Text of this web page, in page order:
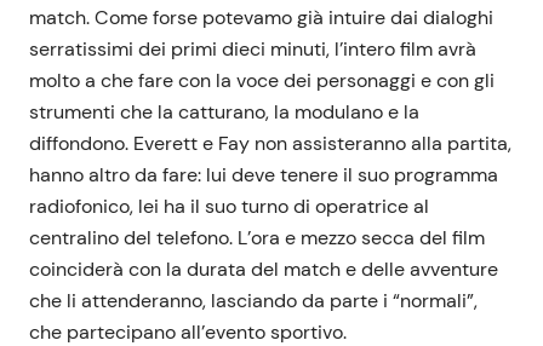
match. Come forse potevamo già intuire dai dialoghi
serratissimi dei primi dieci minuti, l’intero film avrà
molto a che fare con la voce dei personaggi e con gli
strumenti che la catturano, la modulano e la
diffondono. Everett e Fay non assisteranno alla partita,
hanno altro da fare: lui deve tenere il suo programma
radiofonico, lei ha il suo turno di operatrice al
centralino del telefono. L’ora e mezzo secca del film
coinciderà con la durata del match e delle avventure
che li attenderanno, lasciando da parte i “normali”,
che partecipano all’evento sportivo.